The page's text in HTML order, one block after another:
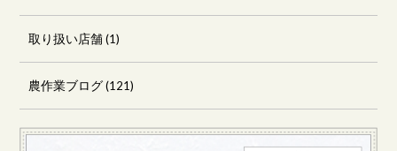
取り扱い店舗(1)
農作業ブログ(121)